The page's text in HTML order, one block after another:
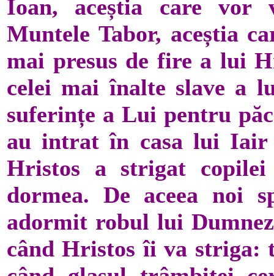
Ioan, aceștia care vor
Muntele Tabor, aceștia
mai presus de fire a lui
celei mai înalte slave a
suferințe a Lui pentru
au intrat în casa lui Iair
Hristos a strigat
dormea. De aceea noi
adormit robul lui
când Hristos îi va striga: